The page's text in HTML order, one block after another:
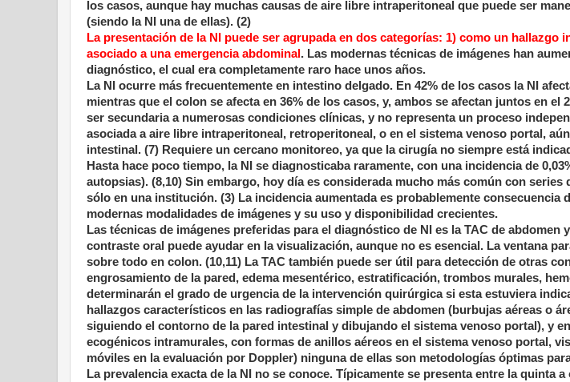
los casos, aunque hay muchas causas de aire libre intraperitoneal que puede ser
(siendo la NI una de ellas). (2)
La presentación de la NI puede ser agrupada en dos categorías: 1) como un hallazgo
asociado a una emergencia abdominal . Las modernas técnicas de imágenes han
diagnóstico, el cual era completamente raro hace unos años.
La NI ocurre más frecuentemente en intestino delgado. En 42% de los casos la NI
mientras que el colon se afecta en 36% de los casos, y, ambos se afectan juntos en el
ser secundaria a numerosas condiciones clínicas, y no representa un proceso
asociada a aire libre intraperitoneal, retroperitoneal, o en el sistema venoso portal,
intestinal. (7) Requiere un cercano monitoreo, ya que la cirugía no siempre está
Hasta hace poco tiempo, la NI se diagnosticaba raramente, con una incidencia de
autopsias). (8,10) Sin embargo, hoy día es considerada mucho más común con series
sólo en una institución. (3) La incidencia aumentada es probablemente consecuencia
modernas modalidades de imágenes y su uso y disponibilidad crecientes.
Las técnicas de imágenes preferidas para el diagnóstico de NI es la TAC de abdomen
contraste oral puede ayudar en la visualización, aunque no es esencial. La ventana
sobre todo en colon. (10,11) La TAC también puede ser útil para detección de otras
engrosamiento de la pared, edema mesentérico, estratificación, trombos murales,
determinarán el grado de urgencia de la intervención quirúrgica si esta estuviera
hallazgos característicos en las radiografías simple de abdomen (burbujas aéreas o
siguiendo el contorno de la pared intestinal y dibujando el sistema venoso portal), y
ecogénicos intramurales, con formas de anillos aéreos en el sistema venoso portal,
móviles en la evaluación por Doppler) ninguna de ellas son metodologías óptimas
La prevalencia exacta de la NI no se conoce. Típicamente se presenta entre la quinta